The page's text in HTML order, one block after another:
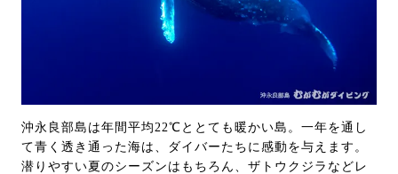
沖永良部島は年間平均22℃ととても暖かい島。一年を通し
て青く透き通った海は、ダイバーたちに感動を与えます。
潜りやすい夏のシーズンはもちろん、ザトウクジラなどレ